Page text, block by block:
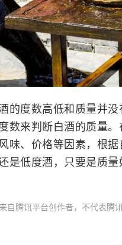
的度数高低和质量并
数来判断白酒的质量
味、价格等因素，根
是低度酒，只要是质量
自腾讯平台创作者，不代表腾